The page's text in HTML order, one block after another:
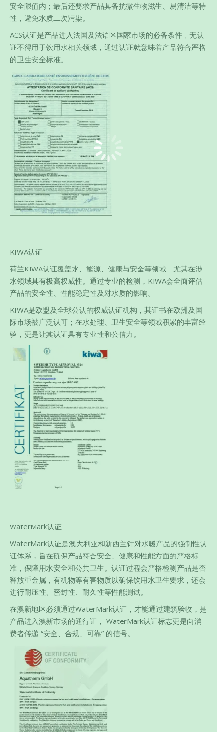
安全限值内；最后还要求产品具备抗微生物滋生、易清洁等特
性，避免水质二次污染。
ACS认证是产品进入法国及法语区国家市场的必备条件，无认
证不得用于饮用水相关领域，通过认证就意味着产品符合严格
的卫生安全标准。
KIWA认证
荷兰KIWA认证覆盖水、能源、健康与安全等领域，尤其在涉
水领域具有极高权威性。通过专业的检测，KIWA会全面评估
产品的安全性、性能稳定性及对水质的影响。
KIWA是欧盟及全球公认的权威认证机构，其证书在欧洲及国
际市场被广泛认可；在水处理、卫生安全等领域积累的丰富经
验，更是让其认证具有专业性和公信力。
WaterMark认证
WaterMark认证是澳大利亚和新西兰针对水暖产品的强制性认
证体系，旨在确保产品符合安全、健康和性能方面的严格标
准，保障用水安全和公共卫生。认证过程会严格检测产品是否
释放重金属，有机物等有害物质以确保饮用水卫生要求，还会
进行耐压性、密封性、耐久性等性能测试。
在澳新地区必须通过WaterMark认证，才能通过建筑验收，是
产品进入澳新市场的通行证， WaterMark认证标志更是向消
费者传递 “安全、合规、可靠” 的信号。